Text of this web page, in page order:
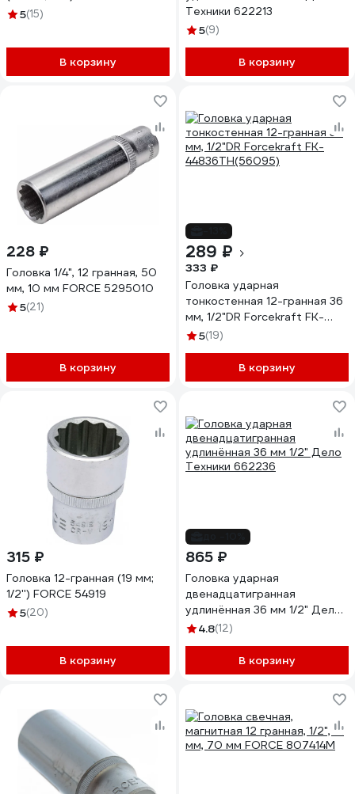
5(15)
В корзину
Техники 622213
5(9)
В корзину
228 ₽
Головка 1/4", 12 гранная, 50
мм, 10 мм FORCE 5295010
5(21)
В корзину
289 ₽
333 ₽
Головка ударная
тонкостенная 12-гранная 36
мм, 1/2"DR Forcekraft FK-
44836TH(56095)
5(19)
В корзину
315 ₽
Головка 12-гранная (19 мм;
1/2'') FORCE 54919
5(20)
В корзину
865 ₽
Головка ударная
двенадцатигранная
удлинённая 36 мм 1/2" Дело
Техники 662236
4.8(12)
В корзину